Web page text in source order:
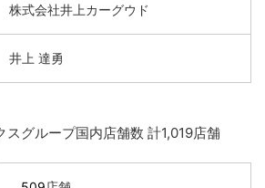
株式会社井上カーグウド
井上 達勇
スグループ国内店舗数 計1,019店舗